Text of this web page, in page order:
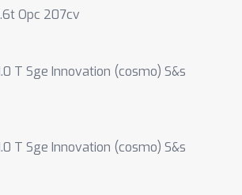
Opc 207cv
T Sge Innovation (cosmo) S&s
T Sge Innovation (cosmo) S&s